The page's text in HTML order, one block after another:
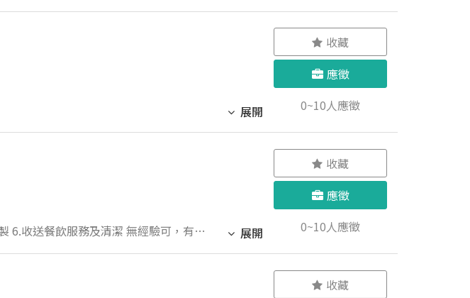
展開
收藏
應徵
0~10人應徵
6.收送餐飲服務及清潔 無經驗可，有相
展開
收藏
應徵
0~10人應徵
收藏